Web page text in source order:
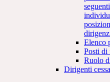
Elenco
Posti di
Ruolo
Dirigenti